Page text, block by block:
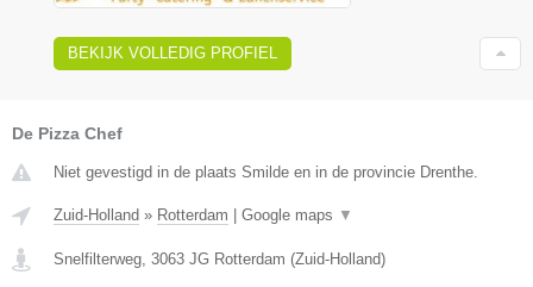
BEKIJK VOLLEDIG PROFIEL
De Pizza Chef
Niet gevestigd in de plaats Smilde en in de provincie Drenthe.
Zuid-Holland » Rotterdam Google maps ▼
Snelfilterweg, 3063 JG Rotterdam (Zuid-Holland)